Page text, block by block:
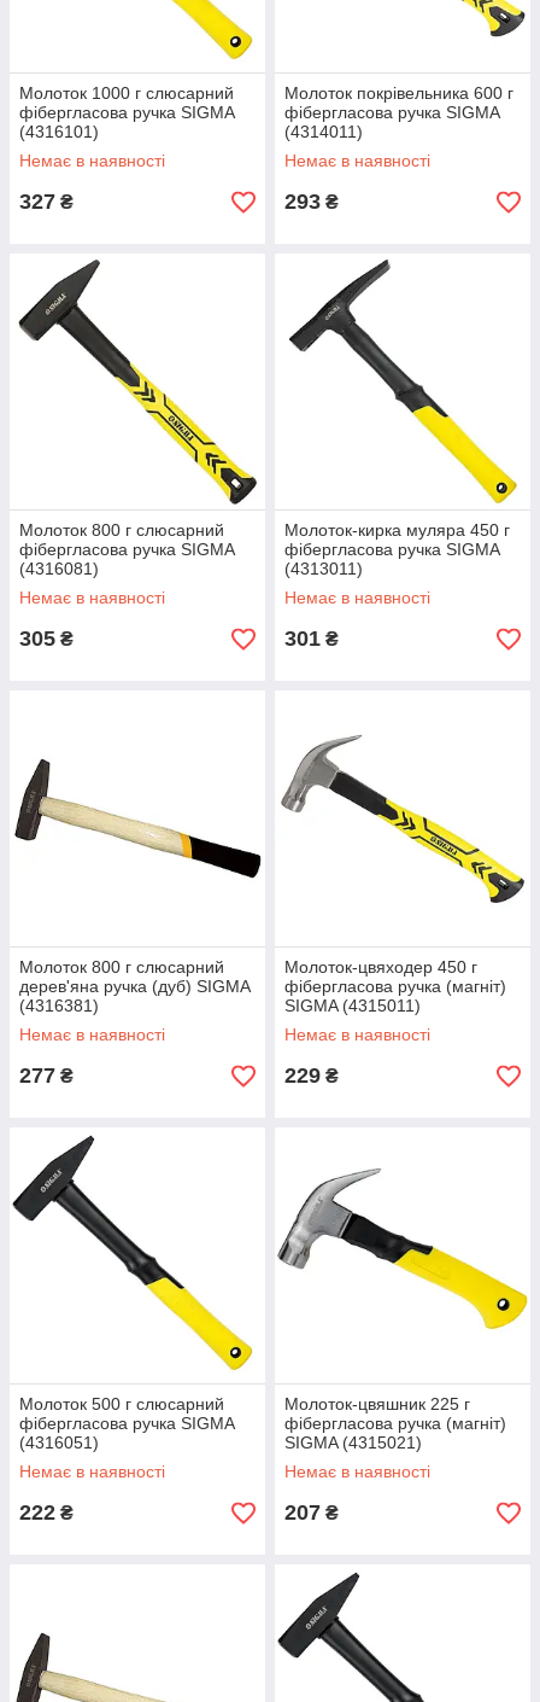
Молоток 1000 г слюсарний
фібергласова ручка SIGMA
(4316101)
Немає в наявності
327 ₴
Молоток покрівельника 600 г
фібергласова ручка SIGMA
(4314011)
Немає в наявності
293 ₴
Молоток 800 г слюсарний
фібергласова ручка SIGMA
(4316081)
Немає в наявності
305 ₴
Молоток-кирка муляра 450 г
фібергласова ручка SIGMA
(4313011)
Немає в наявності
301 ₴
Молоток 800 г слюсарний
дерев'яна ручка (дуб) SIGMA
(4316381)
Немає в наявності
277 ₴
Молоток-цвяходер 450 г
фібергласова ручка (магніт)
SIGMA (4315011)
Немає в наявності
229 ₴
Молоток 500 г слюсарний
фібергласова ручка SIGMA
(4316051)
Немає в наявності
222 ₴
Молоток-цвяшник 225 г
фібергласова ручка (магніт)
SIGMA (4315021)
Немає в наявності
207 ₴